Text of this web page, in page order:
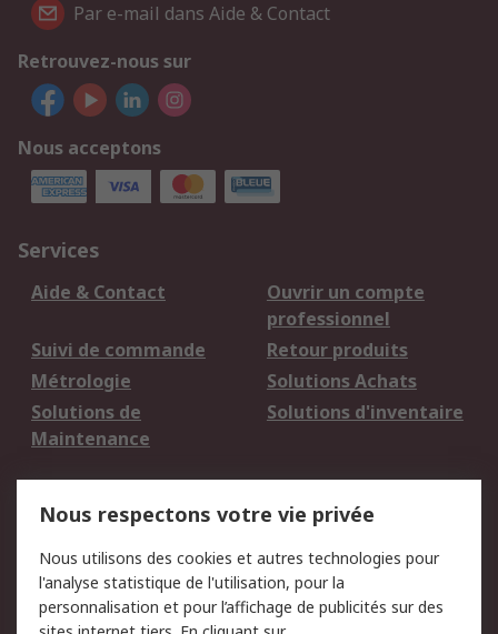
Par e-mail dans Aide & Contact
Retrouvez-nous sur
Nous acceptons
Services
Aide & Contact
Ouvrir un compte
professionnel
Suivi de commande
Retour produits
Métrologie
Solutions Achats
Solutions de
Maintenance
Solutions d'inventaire
du site
Politique de protection
des données - Mise à
Sécurité des E-mails
Nous respectons votre vie privée
Nous utilisons des cookies et autres technologies pour
l'analyse statistique de l'utilisation, pour la
personnalisation et pour l’affichage de publicités sur des